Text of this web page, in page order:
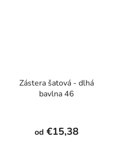
Zástera šatová - dlhá
bavlna 46
od €15,38